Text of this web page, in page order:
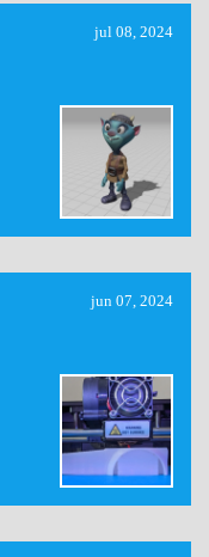
jul 08, 2024
jun 07, 2024